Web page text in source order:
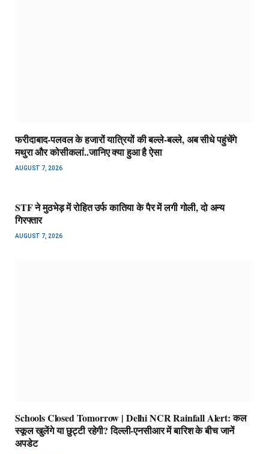
फरीदाबाद-पलवल के हजारों यात्रियों की बल्ले-बल्ले, अब सीधे पहुंचेंगे
मथुरा और कोसीकलां..जानिए क्या हुआ है ऐसा
AUGUST 7, 2026
STF ने मुठभेड़ में रोहित उर्फ कातिया के पैर में लगी गोली, दो अन्य
गिरफ्तार
AUGUST 7, 2026
Schools Closed Tomorrow | Delhi NCR Rainfall Alert: कल
स्कूल खुलेंगे या छुट्टी रहेगी? दिल्ली-एनसीआर में बारिश के बीच जानें
अपडेट